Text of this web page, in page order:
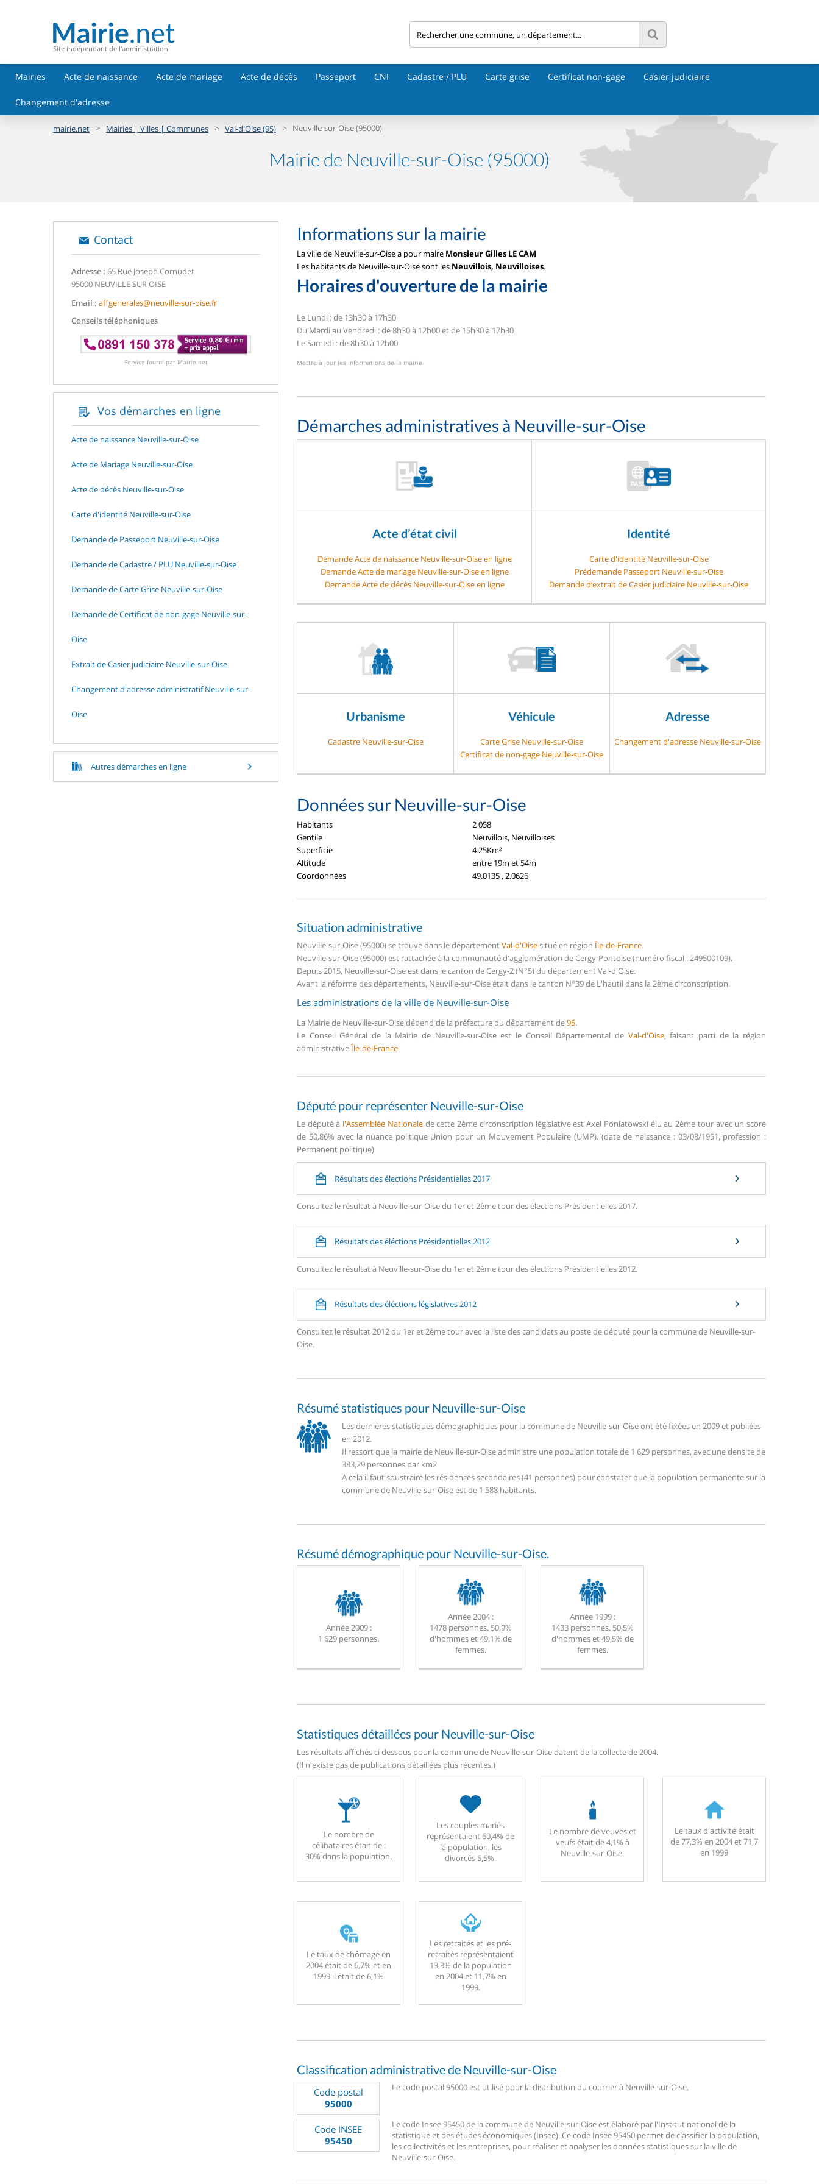
Site indépendant de l'administration
Mairies Acte de naissance Acte de mariage Acte de décès Passeport CNI Cadastre / PLU Carte grise Certificat non-gage Casier judiciaire
Changement d'adresse
mairie.net > Mairies | Villes | Communes > Val-d'Oise (95) > Neuville-sur-Oise (95000)
Mairie de Neuville-sur-Oise (95000)
Contact
Adresse : 65 Rue Joseph Cornudet
95000 NEUVILLE SUR OISE
Email : affgenerales@neuville-sur-oise.fr
Conseils téléphoniques
Service fourni par Mairie.net
Vos démarches en ligne
Acte de naissance Neuville-sur-Oise
Acte de Mariage Neuville-sur-Oise
Acte de décès Neuville-sur-Oise
Carte d'identité Neuville-sur-Oise
Demande de Passeport Neuville-sur-Oise
Demande de Cadastre / PLU Neuville-sur-Oise
Demande de Carte Grise Neuville-sur-Oise
Demande de Certificat de non-gage Neuville-sur-
Oise
Extrait de Casier judiciaire Neuville-sur-Oise
Changement d'adresse administratif Neuville-sur-
Oise
Autres démarches en ligne
Informations sur la mairie
La ville de Neuville-sur-Oise a pour maire Monsieur Gilles LE CAM
Les habitants de Neuville-sur-Oise sont les Neuvillois, Neuvilloises.
Horaires d'ouverture de la mairie
Le Lundi : de 13h30 à 17h30
Du Mardi au Vendredi : de 8h30 à 12h00 et de 15h30 à 17h30
Le Samedi : de 8h30 à 12h00
Mettre à jour les informations de la mairie
Démarches administratives à Neuville-sur-Oise
Acte d’état civil
Demande Acte de naissance Neuville-sur-Oise en ligne
Demande Acte de mariage Neuville-sur-Oise en ligne
Demande Acte de décès Neuville-sur-Oise en ligne
Identité
Carte d'identité Neuville-sur-Oise
Prédemande Passeport Neuville-sur-Oise
Demande d’extrait de Casier judiciaire Neuville-sur-Oise
Urbanisme
Cadastre Neuville-sur-Oise
Véhicule
Carte Grise Neuville-sur-Oise
Certificat de non-gage Neuville-sur-Oise
Adresse
Changement d'adresse Neuville-sur-Oise
Données sur Neuville-sur-Oise
Habitants
2 058
Gentile
Neuvillois, Neuvilloises
Superficie
4.25Km²
Altitude
entre 19m et 54m
Coordonnées
49.0135 , 2.0626
Situation administrative
Neuville-sur-Oise (95000) se trouve dans le départementVal-d'Oisesitué en région Île-de-France.
Neuville-sur-Oise (95000) est rattachée à la communauté d'agglomération de Cergy-Pontoise (numéro fiscal : 249500109).
Depuis 2015, Neuville-sur-Oise est dans le canton de Cergy-2 (N°5) du département Val-d'Oise.
Avant la réforme des départements, Neuville-sur-Oise était dans le canton N°39 de L'hautil dans la 2ème circonscription.
Les administrations de la ville de Neuville-sur-Oise
La Mairie de Neuville-sur-Oise dépend de la préfecture du département de95.
Le Conseil Général de la Mairie de Neuville-sur-Oise est le Conseil Départemental de Val-d'Oise, faisant parti de la région
administrativeÎle-de-France
Député pour représenter Neuville-sur-Oise
Le député à l'Assemblée Nationalede cette 2ème circonscription législative est Axel Poniatowski élu au 2ème tour avec un score
de 50,86% avec la nuance politique Union pour un Mouvement Populaire (UMP). (date de naissance : 03/08/1951, profession :
Permanent politique)
Résultats des élections Présidentielles 2017
Consultez le résultat à Neuville-sur-Oise du 1er et 2ème tour des élections Présidentielles 2017.
Résultats des éléctions Présidentielles 2012
Consultez le résultat à Neuville-sur-Oise du 1er et 2ème tour des élections Présidentielles 2012.
Résultats des éléctions législatives 2012
Consultez le résultat 2012 du 1er et 2ème tour avec la liste des candidats au poste de député pour la commune de Neuville-sur-
Oise.
Résumé statistiques pour Neuville-sur-Oise
Les dernières statistiques démographiques pour la commune de Neuville-sur-Oise ont été fixées en 2009 et publiées
en 2012.
Il ressort que la mairie de Neuville-sur-Oise administre une population totale de 1 629 personnes, avec une densite de
383,29 personnes par km2.
A cela il faut soustraire les résidences secondaires (41 personnes) pour constater que la population permanente sur la
commune de Neuville-sur-Oise est de 1 588 habitants.
Résumé démographique pour Neuville-sur-Oise.
Année 2009 :
1 629 personnes.
Année 2004 :
1478 personnes. 50,9%
d'hommes et 49,1% de
femmes.
Année 1999 :
1433 personnes. 50,5%
d'hommes et 49,5% de
femmes.
Statistiques détaillées pour Neuville-sur-Oise
Les résultats affichés ci dessous pour la commune de Neuville-sur-Oise datent de la collecte de 2004.
(Il n'existe pas de publications détaillées plus récentes.)
Le nombre de
célibataires était de :
30% dans la population.
Les couples mariés
représentaient 60,4% de
la population, les
divorcés 5,5%.
Le nombre de veuves et
veufs était de 4,1% à
Neuville-sur-Oise.
Le taux d'activité était
de 77,3% en 2004 et 71,7
en 1999
Le taux de chômage en
2004 était de 6,7% et en
1999 il était de 6,1%
Les retraités et les pré-
retraités représentaient
13,3% de la population
en 2004 et 11,7% en
1999.
Classification administrative de Neuville-sur-Oise
Code postal
95000
Le code postal 95000 est utilisé pour la distribution du courrier à Neuville-sur-Oise.
Code INSEE
95450
Le code Insee 95450 de la commune de Neuville-sur-Oise est élaboré par l'Institut national de la
statistique et des études économiques (Insee). Ce code Insee 95450 permet de classifier la population,
les collectivités et les entreprises, pour réaliser et analyser les données statistiques sur la ville de
Neuville-sur-Oise.